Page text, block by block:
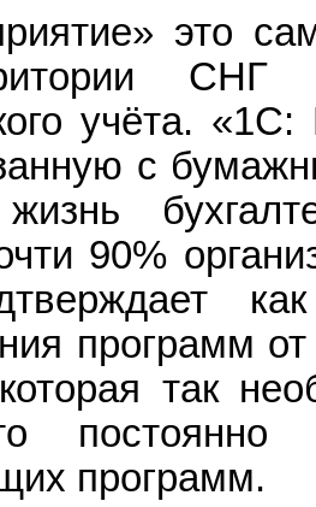
это
СНГ
учёта.
с
жизнь
90%
программ
так
программ.